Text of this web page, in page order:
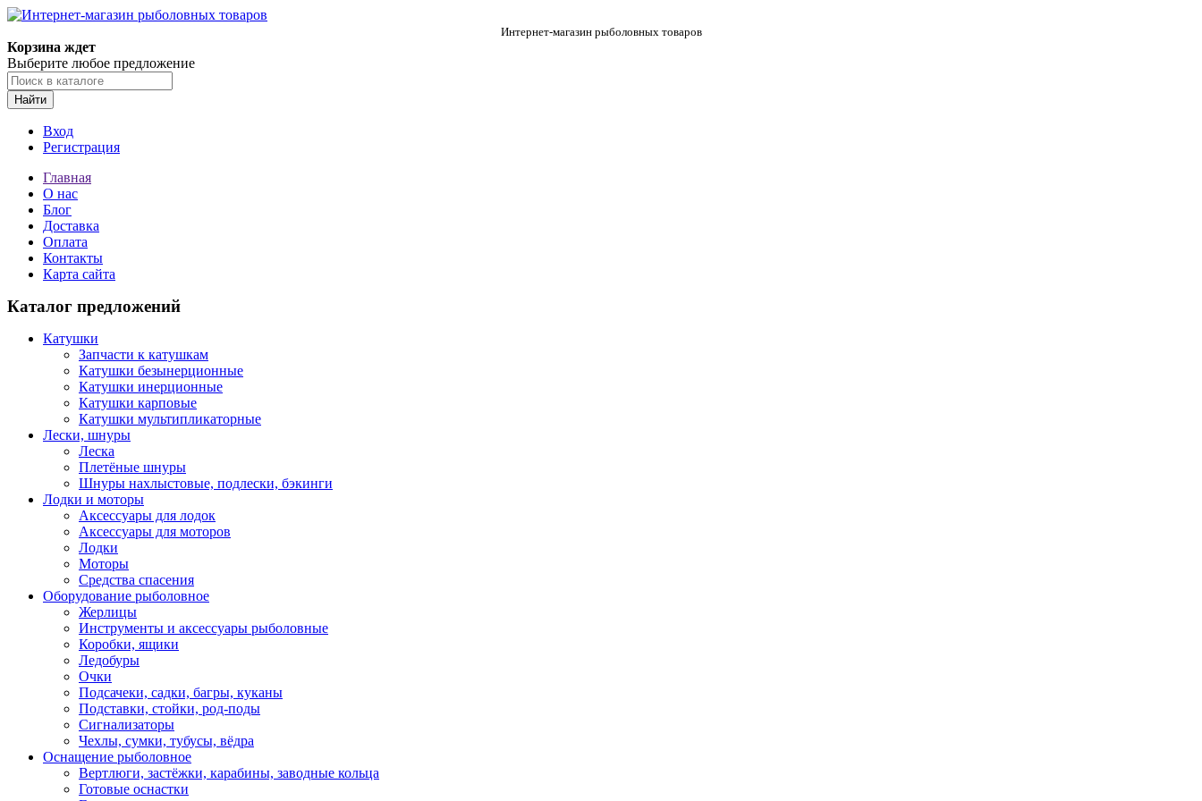
Интернет-магазин рыболовных товаров
Корзина ждет
Выберите любое предложение
Найти
Вход
Регистрация
Главная
О нас
Блог
Доставка
Оплата
Контакты
Карта сайта
Каталог предложений
Катушки
Запчасти к катушкам
Катушки безынерционные
Катушки инерционные
Катушки карповые
Катушки мультипликаторные
Лески, шнуры
Леска
Плетёные шнуры
Шнуры нахлыстовые, подлески, бэкинги
Лодки и моторы
Аксессуары для лодок
Аксессуары для моторов
Лодки
Моторы
Средства спасения
Оборудование рыболовное
Жерлицы
Инструменты и аксессуары рыболовные
Коробки, ящики
Ледобуры
Очки
Подсачеки, садки, багры, куканы
Подставки, стойки, род-поды
Сигнализаторы
Чехлы, сумки, тубусы, вёдра
Оснащение рыболовное
Вертлюги, застёжки, карабины, заводные кольца
Готовые оснастки